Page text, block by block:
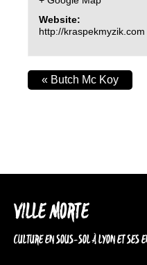
Website:
http://kraspekmyzik.com
« Butch Mc Koy
VILLE MORTE
CULTURE EN SOUS-SOL À LYON ET SES